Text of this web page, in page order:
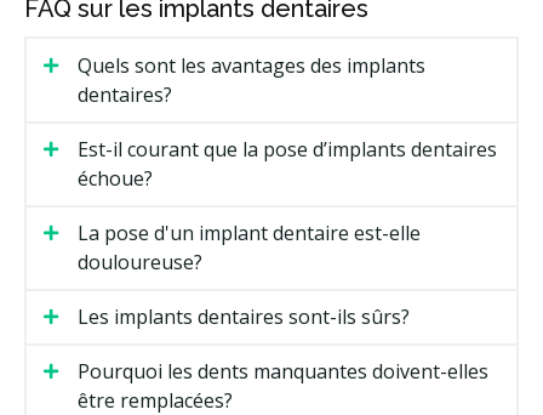
FAQ sur les implants dentaires
Quels sont les avantages des implants
dentaires?
Est-il courant que la pose d’implants dentaires
échoue?
La pose d'un implant dentaire est-elle
douloureuse?
Les implants dentaires sont-ils sûrs?
Pourquoi les dents manquantes doivent-elles
être remplacées?